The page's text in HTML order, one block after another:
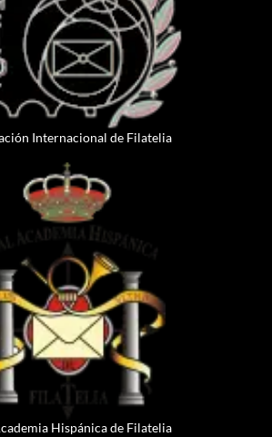
Internacional de Filatelia
Hispánica de Filatelia